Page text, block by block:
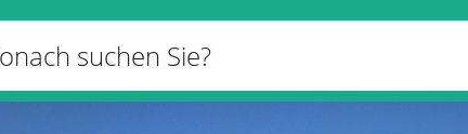
Bürger, Politik &
Verwaltung